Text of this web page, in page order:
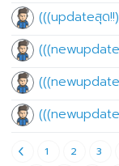
(((updateสุด
1 2 3